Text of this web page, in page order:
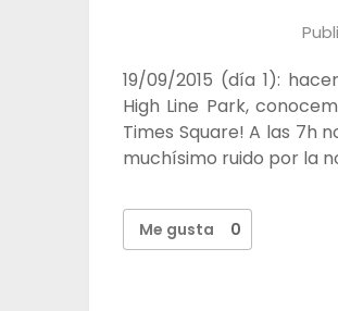
19/09/2015 (día 1):
High Line Park,
Times Square! A las 7h
muchísimo ruido por la
Me gusta 0